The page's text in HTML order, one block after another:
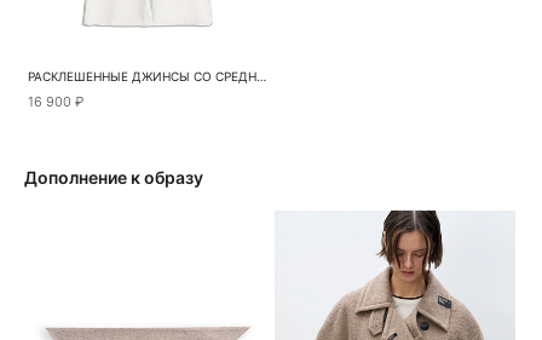
РАСКЛЕШЕННЫЕ ДЖИНСЫ СО СРЕДНЕЙ ПОСАДКОЙ
16 900 ₽
Дополнение к образу